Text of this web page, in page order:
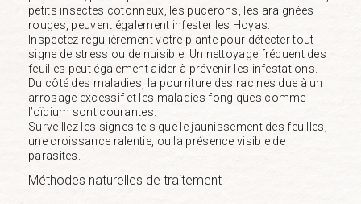
petits insectes cotonneux, les pucerons, les araignées
rouges, peuvent également infester les Hoyas.
Inspectez régulièrement votre plante pour détecter tout
signe de stress ou de nuisible. Un nettoyage fréquent des
feuilles peut également aider à prévenir les infestations.
Du côté des maladies, la pourriture des racines due à un
arrosage excessif et les maladies fongiques comme
l’oïdium sont courantes.
Surveillez les signes tels que le jaunissement des feuilles,
une croissance ralentie, ou la présence visible de
parasites.
Méthodes naturelles de traitement